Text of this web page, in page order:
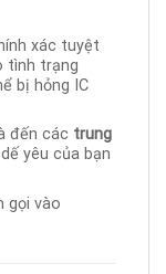
xác tuyệt
tình trạng
bị hỏng IC
đến các trung
yêu của bạn
gọi vào